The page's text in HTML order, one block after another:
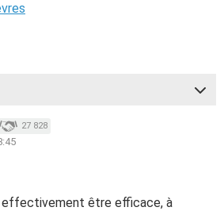
27 828
effectivement être efficace, à